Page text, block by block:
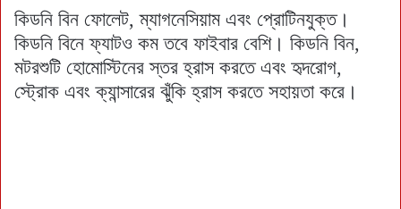
কিডনি বিন ফোলেট, ম্যাগনেসিয়াম এবং প্রোটিনযুক্ত।
কিডনি বিনে ফ্যাটও কম তবে ফাইবার বেশি। কিডনি বিন,
মটরশুটি হোমোস্টিনের স্তর হ্রাস করতে এবং হৃদরোগ,
স্ট্রোক এবং ক্যান্সারের ঝুঁকি হ্রাস করতে সহায়তা করে।